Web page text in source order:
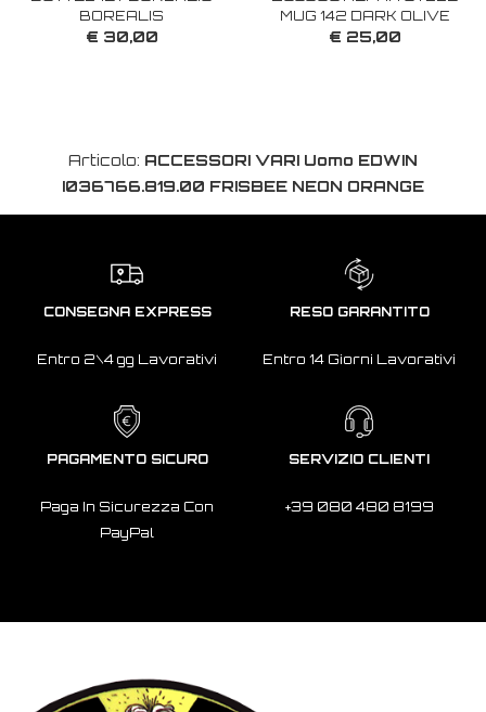
BOREALIS
€ 30,00
MUG 142 DARK OLIVE
€ 25,00
Articolo: ACCESSORI VARI Uomo EDWIN
I036766.819.00 FRISBEE NEON ORANGE
CONSEGNA EXPRESS
Entro 2\4 gg Lavorativi
RESO GARANTITO
Entro 14 Giorni Lavorativi
PAGAMENTO SICURO
Paga In Sicurezza Con
PayPal
SERVIZIO CLIENTI
+39 080 480 8199